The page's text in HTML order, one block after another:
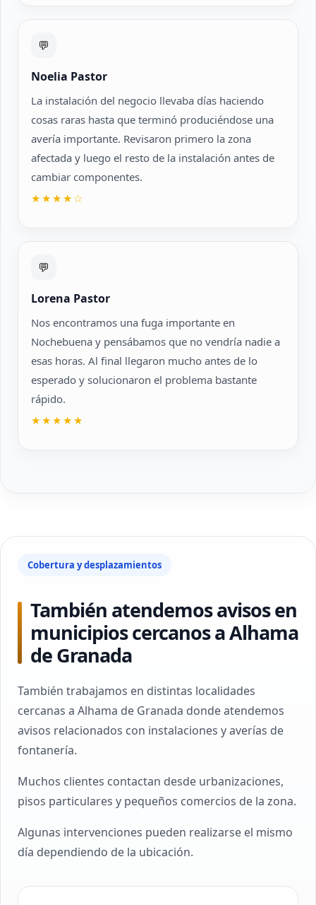
💬
Noelia Pastor
La instalación del negocio llevaba días haciendo
cosas raras hasta que terminó produciéndose una
avería importante. Revisaron primero la zona
afectada y luego el resto de la instalación antes de
cambiar componentes.
★★★★☆
💬
Lorena Pastor
Nos encontramos una fuga importante en
Nochebuena y pensábamos que no vendría nadie a
esas horas. Al final llegaron mucho antes de lo
esperado y solucionaron el problema bastante
rápido.
★★★★★
Cobertura y desplazamientos
También atendemos avisos en
municipios cercanos a Alhama
de Granada
También trabajamos en distintas localidades
cercanas a Alhama de Granada donde atendemos
avisos relacionados con instalaciones y averías de
fontanería.
Muchos clientes contactan desde urbanizaciones,
pisos particulares y pequeños comercios de la zona.
Algunas intervenciones pueden realizarse el mismo
día dependiendo de la ubicación.